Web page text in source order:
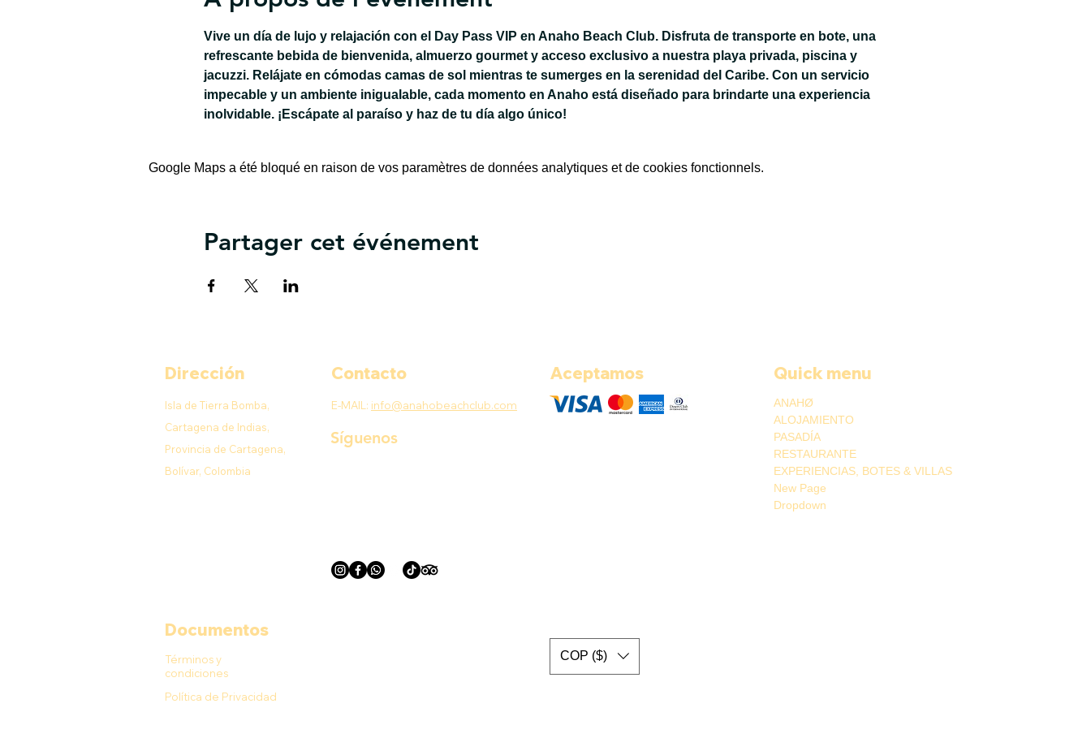
Vive un día de lujo y relajación con el Day Pass VIP en Anaho Beach Club. Disfruta de transporte en bote, una
refrescante bebida de bienvenida, almuerzo gourmet y acceso exclusivo a nuestra playa privada, piscina y
jacuzzi. Relájate en cómodas camas de sol mientras te sumerges en la serenidad del Caribe. Con un servicio
impecable y un ambiente inigualable, cada momento en Anaho está diseñado para brindarte una experiencia
inolvidable. ¡Escápate al paraíso y haz de tu día algo único!
Google Maps a été bloqué en raison de vos paramètres de données analytiques et de cookies fonctionnels.
Partager cet événement
Dirección
Isla de Tierra Bomba,
Cartagena de Indias,
Provincia de Cartagena,
Bolívar, Colombia
Contacto
E-MAIL: info@anahobeachclub.com
Síguenos
Aceptamos Quick menu
ANAHØ
ALOJAMIENTO
PASADÍA
RESTAURANTE
EXPERIENCIAS, BOTES & VILLAS
New Page
Dropdown
Documentos
Términos y
condiciones
COP ($)
Política de Privacidad